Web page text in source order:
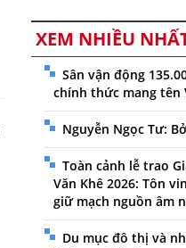
XEM NHIỀU
Sân vận động
chính thức mang tên
Nguyễn Ngọc Tư:
Toàn cảnh lễ trao
Văn Khê 2026: Tôn
giữ mạch nguồn âm
Du mục đô thị và